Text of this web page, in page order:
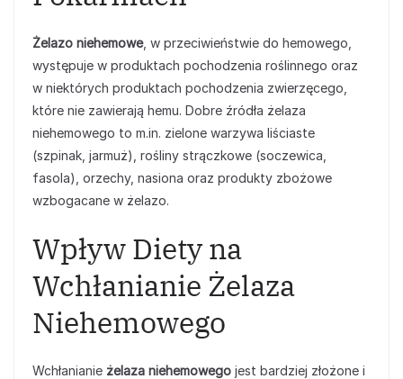
Żelazo niehemowe, w przeciwieństwie do hemowego,
występuje w produktach pochodzenia roślinnego oraz
w niektórych produktach pochodzenia zwierzęcego,
które nie zawierają hemu. Dobre źródła żelaza
niehemowego to m.in. zielone warzywa liściaste
(szpinak, jarmuż), rośliny strączkowe (soczewica,
fasola), orzechy, nasiona oraz produkty zbożowe
wzbogacane w żelazo.
Wpływ Diety na
Wchłanianie Żelaza
Niehemowego
Wchłanianie żelaza niehemowego jest bardziej złożone i